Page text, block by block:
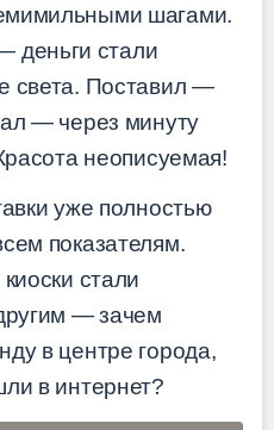
шагами.
деньги стали
света. Поставил —
— через минуту
неописуемая!
уже полностью
показателям.
стали
— зачем
в центре города,
в интернет?